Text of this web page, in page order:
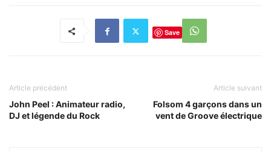
Save
Article précédent
John Peel : Animateur radio,
DJ et légende du Rock
Article suivant
Folsom 4 garçons dans un
vent de Groove électrique